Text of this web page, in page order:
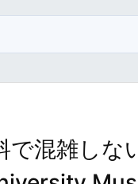
で混雑しな